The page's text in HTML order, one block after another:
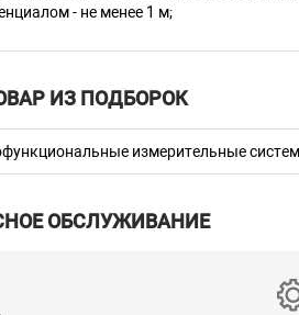
- не менее 1 м;
ИЗ ПОДБОРОК
измерительные
ОБСЛУЖИВАНИЕ